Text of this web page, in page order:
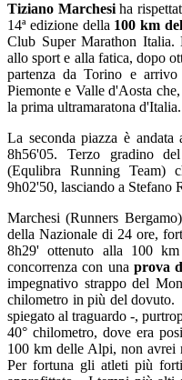
Tiziano Marchesiha
14ª edizione della 100 km
Club Super Marathon Italia.
allo sport e alla fatica, dopo
partenza da Torino e
Piemonte e Valle d'Aosta
la prima ultramaratona d'Italia.
La seconda piazza è andata
8h56'05. Terzo gradino
(Equlibra Running Team)
9h02'50, lasciando a Stefano
Marchesi (Runners
della Nazionale di 24 ore,
8h29' ottenuto alla 100
concorrenza con una prova
impegnativo strappo del
chilometro in più del dovuto.
spiegato al traguardo -,
40° chilometro, dove era
100 km delle Alpi, non avrei
Per fortuna gli atleti più